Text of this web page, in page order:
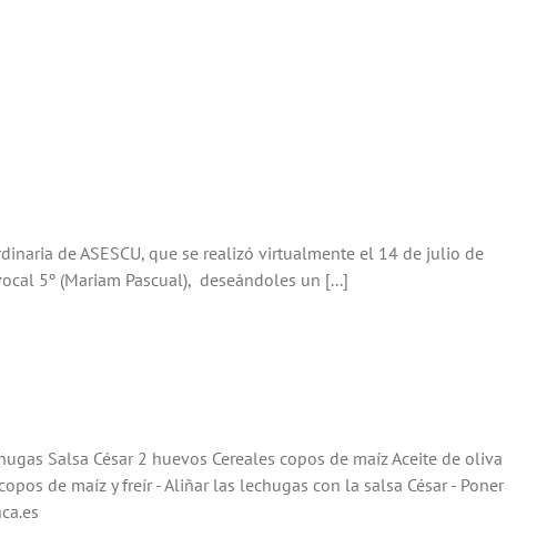
de ASESCU, que se realizó virtualmente el 14 de julio de
5º (Mariam Pascual), deseándoles un [...]
Salsa César 2 huevos Cereales copos de maíz Aceite de oliva
de maíz y freír - Aliñar las lechugas con la salsa César - Poner